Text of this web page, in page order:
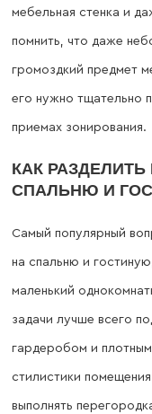
мебельная стенка и
помнить, что даже
громоздкий предмет
его нужно тщательно
приемах зонирования.
КАК
СПАЛЬНЮ И
Самый популярный
на спальню и
маленький
задачи лучше всего
гардеробом и
стилистики
выполнять